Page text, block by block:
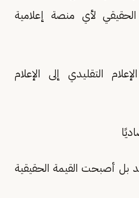
الحقيقي لأي منصة إعلامية
التقليدي إلى الإعلام
بل أصبحت القيمة الحقيقية